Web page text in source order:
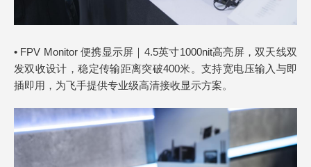
• FPV Monitor 便携显示屏｜4.5英寸1000nit高亮屏，双天线双
发双收设计，稳定传输距离突破400米。支持宽电压输入与即
插即用，为飞手提供专业级高清接收显示方案。